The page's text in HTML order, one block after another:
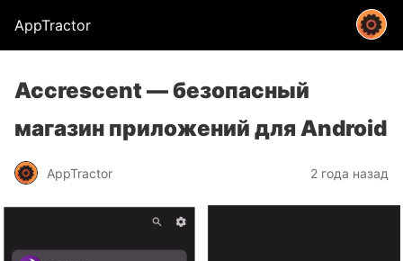
AppTractor
Accrescent — безопасный
магазин приложений для Android
AppTractor 2 года назад